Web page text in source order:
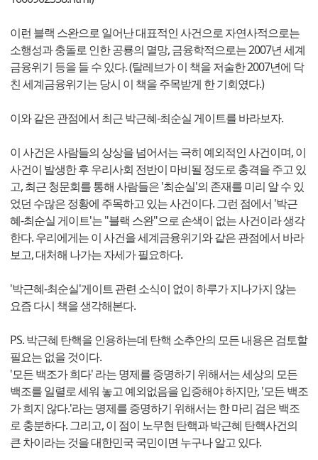
이런 블랙 스완으로 일어난 대표적인 사건으로 자연사적으로는
소행성과 충돌로 인한 공룡의 멸망, 금융학적으로는 2007년 세계
금융위기 등을 들 수 있다. (탈레브가 이 책을 저술한 2007년에 닥
친 세계금융위기는 당시 이 책을 주목받게 한 기회였다.)
이와 같은 관점에서 최근 박근혜-최순실 게이트를 바라보자.
이 사건은 사람들의 상상을 넘어서는 극히 예외적인 사건이며, 이
사건이 발생한 후 우리사회 전반이 마비될 정도로 충격을 주고 있
고, 최근 청문회를 통해 사람들은 '최순실'의 존재를 미리 알 수 있
었던 수많은 정황에 주목하고 있는 사건이다. 그런 점에서 '박근
혜-최순실 게이트'는 "블랙 스완"으로 손색이 없는 사건이라 생각
한다. 우리에게는 이 사건을 세계금융위기와 같은 관점에서 바라
보고, 대처해 나가는 자세가 필요하다.
'박근혜-최순실'게이트 관련 소식이 없이 하루가 지나가지 않는
요즘 다시 책을 생각해본다.
PS. 박근혜 탄핵을 인용하는데 탄핵 소추안의 모든 내용은 검토할
필요는 없을 것이다.
'모든 백조가 희다' 라는 명제를 증명하기 위해서는 세상의 모든
백조를 일렬로 세워 놓고 예외없음을 입증해야 하지만, '모든 백조
가 희지 않다.'라는 명제를 증명하기 위해서는 한 마리 검은 백조
로 충분하다. 그리고, 이 점이 노무현 탄핵과 박근혜 탄핵사건의
큰 차이라는 것을 대한민국 국민이면 누구나 알고 있다.